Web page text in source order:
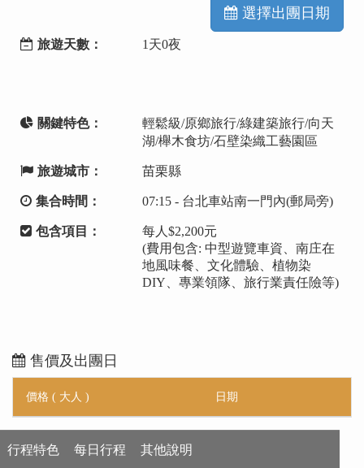
旅遊天數： 1天0夜
選擇出團日期
關鍵特色：
輕鬆級/原鄉旅行/綠建築旅行/向天
湖/櫸木食坊/石壁染織工藝園區
旅遊城市： 苗栗縣
集合時間： 07:15 - 台北車站南一門內(郵局旁)
包含項目：
每人$2,200元
(費用包含: 中型遊覽車資、南庄在
地風味餐、文化體驗、植物染
DIY、專業領隊、旅行業責任險等)
售價及出團日
價格 ( 大人 ) 日期
行程特色 每日行程 其他說明